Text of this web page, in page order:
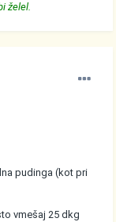
želel.
pudinga (kot pri
vmešaj 25 dkg